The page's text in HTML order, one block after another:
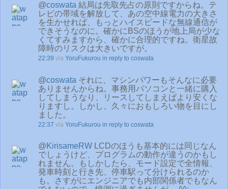
@coswata 結局は先取先占の原則ですからね。テ
レビの帯域を解放して、あの空中線電力の大きさ
を生かせれば、もっとハイスピードな無線通信が
できそうなのに。確かにBSのほうが地上局が少な
くてすみますから、確かに合理的ですね。衛星故
障時のリスクは大きいですが。
22:39 via YoruFukurou in reply to coswata
@coswata それに、マシンパワーもそんなに必要
ありませんからね。事務用パソコンと一緒に購入
してしまうなり、リースしてしまえばより安くな
りますし。しかし、久々におもしろい物を目にし
ました。
22:37 via YoruFukurou in reply to coswata
@ KirisameRW LCDのほうも基本的には同じなん
でしょうけど、プログラムの動作が違うのかもし
れません。もしかしたら、モード設定で全情報、
発車時刻と行き先、停車駅って分けられるのか
も。さすがにエンジニアでも内部関係者でもなん